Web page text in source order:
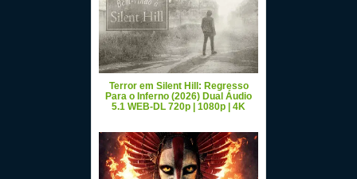
Terror em Silent Hill: Regresso
Para o Inferno (2026) Dual Áudio
5.1 WEB-DL 720p | 1080p | 4K